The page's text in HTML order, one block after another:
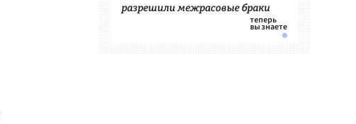
разрешили межрасовые браки